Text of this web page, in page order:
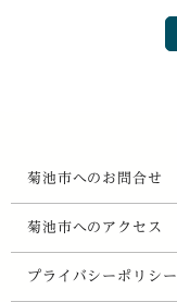
菊池市へのお問合せ
菊池市へのアクセス
プライバシーポリシー